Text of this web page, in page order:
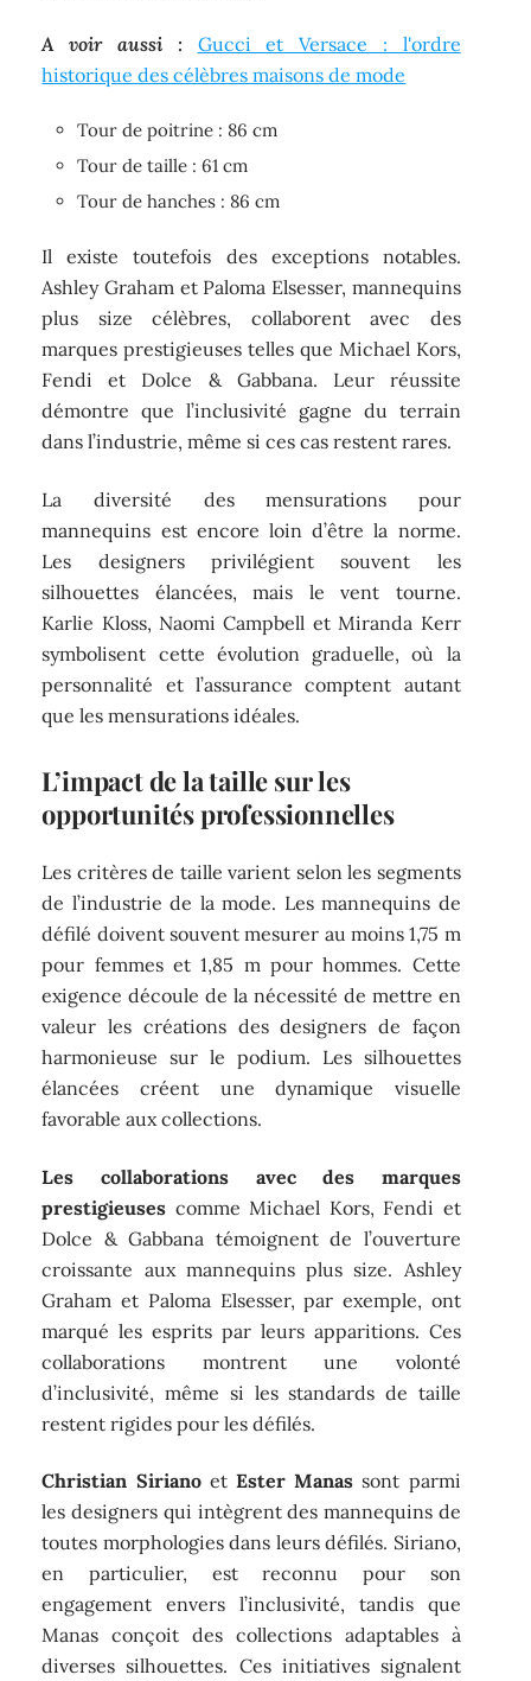
A voir aussi :
Gucci et Versace : l'ordre
historique des célèbres maisons de mode
Tour de poitrine : 86 cm
Tour de taille : 61 cm
Tour de hanches : 86 cm
Il existe toutefois des exceptions notables.
Ashley Graham et Paloma Elsesser, mannequins
plus size célèbres, collaborent avec des
marques prestigieuses telles que Michael Kors,
Fendi et Dolce & Gabbana. Leur réussite
démontre que l’inclusivité gagne du terrain
dans l’industrie, même si ces cas restent rares.
La diversité des mensurations pour
mannequins est encore loin d’être la norme.
Les designers privilégient souvent les
silhouettes élancées, mais le vent tourne.
Karlie Kloss, Naomi Campbell et Miranda Kerr
symbolisent cette évolution graduelle, où la
personnalité et l’assurance comptent autant
que les mensurations idéales.
L’impact de la taille sur les
opportunités professionnelles
Les critères de taille varient selon les segments
de l’industrie de la mode. Les mannequins de
défilé doivent souvent mesurer au moins 1,75 m
pour femmes et 1,85 m pour hommes. Cette
exigence découle de la nécessité de mettre en
valeur les créations des designers de façon
harmonieuse sur le podium. Les silhouettes
élancées créent une dynamique visuelle
favorable aux collections.
Les collaborations avec des marques
prestigieuses comme Michael Kors, Fendi et
Dolce & Gabbana témoignent de l’ouverture
croissante aux mannequins plus size. Ashley
Graham et Paloma Elsesser, par exemple, ont
marqué les esprits par leurs apparitions. Ces
collaborations montrent une volonté
d’inclusivité, même si les standards de taille
restent rigides pour les défilés.
Christian SirianoetEster Manas sont parmi
les designers qui intègrent des mannequins de
toutes morphologies dans leurs défilés. Siriano,
en particulier, est reconnu pour son
engagement envers l’inclusivité, tandis que
Manas conçoit des collections adaptables à
diverses silhouettes. Ces initiatives signalent